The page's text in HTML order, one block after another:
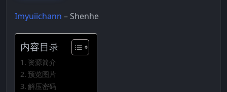
Imyuiichann – Shenhe
内容目录
资源简介
预览图片
解压密码